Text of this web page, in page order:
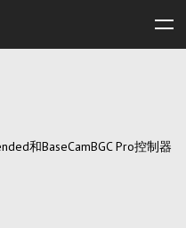
和BaseCamBGC Pro控制器